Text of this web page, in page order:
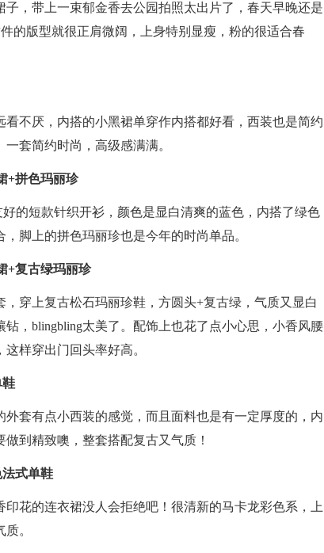
，带上一束郁金香去公园拍照太出片了，春天早晚还是
的版型就很正肩微阔，上身特别显瘦，粉的很适合春
不厌，内搭的小黑裙单穿作内搭都好看，西装也是简约
套简约时尚，高级感满满。
+拼色玛丽珍
的短款针织开衫，颜色是显白清爽的蓝色，内搭了绿色
脚上的拼色玛丽珍也是今年的时尚单品。
+复古绿玛丽珍
穿上复古松石玛丽珍鞋，方圆头+复古绿，气质又显白
，blingbling太美了。配饰上也花了点小心思，小香风腰
样穿出门回头率好高。
鞋
套有点小西装的感觉，而且面料也是有一定厚度的，内
到精致噢，整套搭配复古又气质！
式单鞋
花的连衣裙没人会拒绝吧！很清新的马卡龙彩色系，上
。